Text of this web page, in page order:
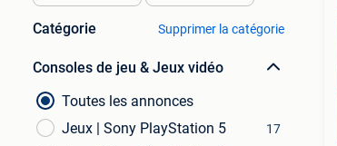
Catégorie Supprimer la catégorie
Consoles de jeu & Jeux vidéo
Toutes les annonces
Jeux | Sony PlayStation 5
17